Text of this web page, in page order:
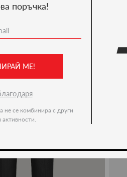
Ние
поръчка!
МЕ!
не се комбинира с други
активности.